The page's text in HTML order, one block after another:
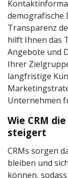
demografische
Transparenz
hilft Ihnen das
Angebote und
Ihrer
langfristige
Unternehmen
Wie CRM
steigert
CRMs sorgen
bleiben und
können,